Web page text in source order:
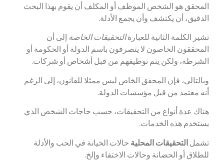
المحقق هو الشخص الموظف أو المكلف أن يقوم بهذا البحث
الدقيق، أن يكتشف وأن يجمع الأدلة.
تشير الكلمة الثانية للعبارةالتحقيقات الخاصة إلى أن
المحققون الخاصون لا يتصرفون باسم الدولة أو الحكومة أو
الشرطة، ولكن يتم توظيفهم من قبل أشخاص أو شركات.
وبالتالي، فإن المحقق الخاص ليس ممثلا للقانون، إلى الرغم
أنه معتمد من قبل مؤسسات الدولة.
هناك عدة أنواع من التحقيقات، حسب حاجات الشخص الذي
يستخدم هذه الخدمات.
تشمل التحقيقات المحلية حالات الخيانة في الحب والأدلة
للطلاق أو الحضانة وحالات الاختفاء وإلخ.